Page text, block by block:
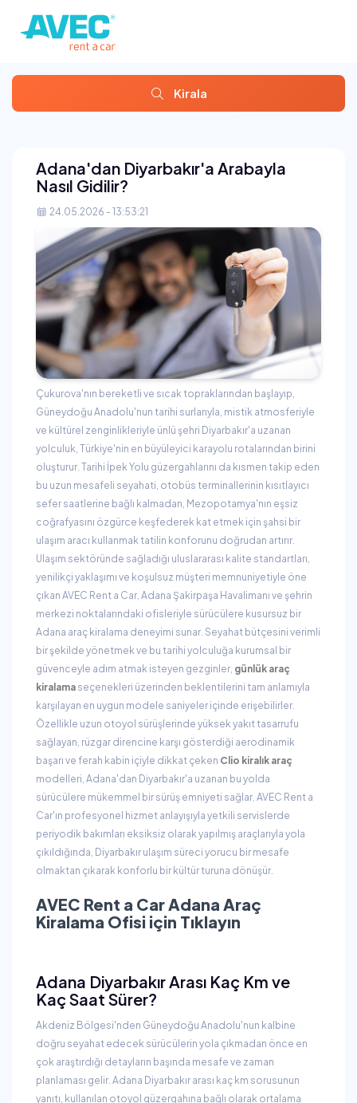
Kirala
Adana'dan Diyarbakır'a Arabayla
Nasıl Gidilir?
24.05.2026 - 13:53:21
Çukurova'nın bereketli ve sıcak topraklarından başlayıp,
Güneydoğu Anadolu'nun tarihi surlarıyla, mistik atmosferiyle
ve kültürel zenginlikleriyle ünlü şehri Diyarbakır'a uzanan
yolculuk, Türkiye'nin en büyüleyici karayolu rotalarından birini
oluşturur. Tarihi İpek Yolu güzergahlarını da kısmen takip eden
bu uzun mesafeli seyahati, otobüs terminallerinin kısıtlayıcı
sefer saatlerine bağlı kalmadan, Mezopotamya'nın eşsiz
coğrafyasını özgürce keşfederek kat etmek için şahsi bir
ulaşım aracı kullanmak tatilin konforunu doğrudan artırır.
Ulaşım sektöründe sağladığı uluslararası kalite standartları,
yenilikçi yaklaşımı ve koşulsuz müşteri memnuniyetiyle öne
çıkan AVEC Rent a Car, Adana Şakirpaşa Havalimanı ve şehrin
merkezi noktalarındaki ofisleriyle sürücülere kusursuz bir
Adana araç kiralama deneyimi sunar. Seyahat bütçesini verimli
bir şekilde yönetmek ve bu tarihi yolculuğa kurumsal bir
güvenceyle adım atmak isteyen gezginler, günlük araç
kiralama seçenekleri üzerinden beklentilerini tam anlamıyla
karşılayan en uygun modele saniyeler içinde erişebilirler.
Özellikle uzun otoyol sürüşlerinde yüksek yakıt tasarrufu
sağlayan, rüzgar direncine karşı gösterdiği aerodinamik
başarı ve ferah kabin içiyle dikkat çeken Clio kiralık araç
modelleri, Adana'dan Diyarbakır'a uzanan bu yolda
sürücülere mükemmel bir sürüş emniyeti sağlar. AVEC Rent a
Car'ın profesyonel hizmet anlayışıyla yetkili servislerde
periyodik bakımları eksiksiz olarak yapılmış araçlarıyla yola
çıkıldığında, Diyarbakır ulaşım süreci yorucu bir mesafe
olmaktan çıkarak konforlu bir kültür turuna dönüşür.
AVEC Rent a Car Adana Araç
Kiralama Ofisi için Tıklayın
Adana Diyarbakır Arası Kaç Km ve
Kaç Saat Sürer?
Akdeniz Bölgesi'nden Güneydoğu Anadolu'nun kalbine
doğru seyahat edecek sürücülerin yola çıkmadan önce en
çok araştırdığı detayların başında mesafe ve zaman
planlaması gelir. Adana Diyarbakır arası kaç km sorusunun
yanıtı, kullanılan otoyol güzergahına bağlı olarak ortalama